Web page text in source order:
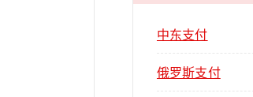
中东支付
俄罗斯支付